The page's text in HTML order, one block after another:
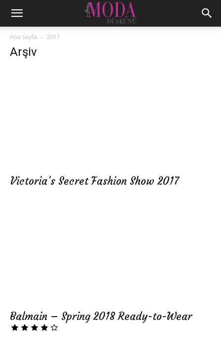
Ana Sayfa 2017
Arşiv
Victoria’s Secret Fashion Show 2017
Balmain – Spring 2018 Ready-to-Wear